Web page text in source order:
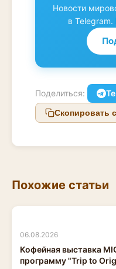
Новости
в
Поделиться:
Скопировать
Похожие статьи
06.08.2026
Кофейная выставка
программу "Trip to